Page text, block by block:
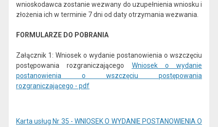
wnioskodawca zostanie wezwany do uzupełnienia wniosku i
złożenia ich w terminie 7 dni od daty otrzymania wezwania.
FORMULARZE DO POBRANIA
Załącznik 1: Wniosek o wydanie postanowienia o wszczęciu
postępowania rozgraniczającego Wniosek o wydanie
postanowienia o wszczęciu postępowania
rozgraniczającego - pdf
Karta usług Nr 35 - WNIOSEK O WYDANIE POSTANOWIENIA O